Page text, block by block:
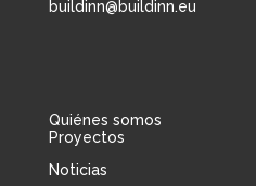
buildinn@buildinn.eu
Quiénes somos
Proyectos
Noticias